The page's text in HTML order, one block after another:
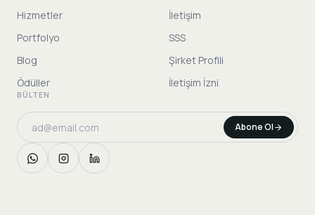
Hizmetler
İletişim
Portfolyo
SSS
Blog
Şirket Profili
Ödüller
İletişim İzni
BÜLTEN
Abone Ol